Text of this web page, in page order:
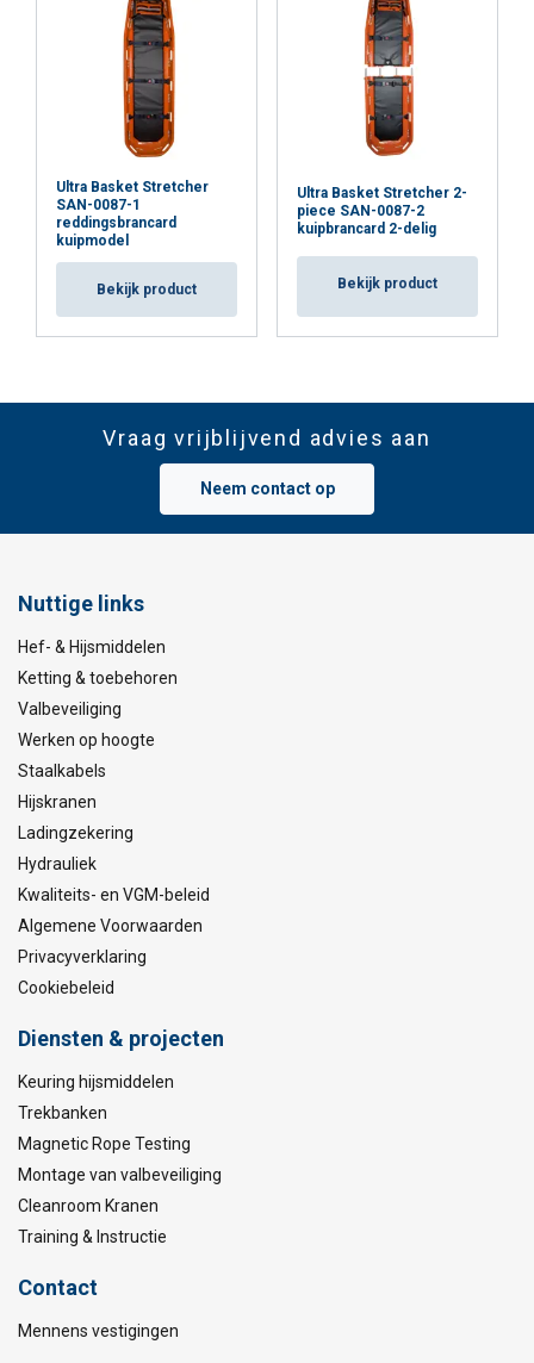
Ultra Basket Stretcher
SAN-0087-1
reddingsbrancard
kuipmodel
Bekijk product
Ultra Basket Stretcher 2-
piece SAN-0087-2
kuipbrancard 2-delig
Bekijk product
Vraag vrijblijvend advies aan
Neem contact op
Nuttige links
Hef- & Hijsmiddelen
Ketting & toebehoren
Valbeveiliging
Werken op hoogte
Staalkabels
Hijskranen
Ladingzekering
Hydrauliek
Kwaliteits- en VGM-beleid
Algemene Voorwaarden
Privacyverklaring
Cookiebeleid
Diensten & projecten
Keuring hijsmiddelen
Trekbanken
Magnetic Rope Testing
Montage van valbeveiliging
Cleanroom Kranen
Training & Instructie
Contact
Mennens vestigingen